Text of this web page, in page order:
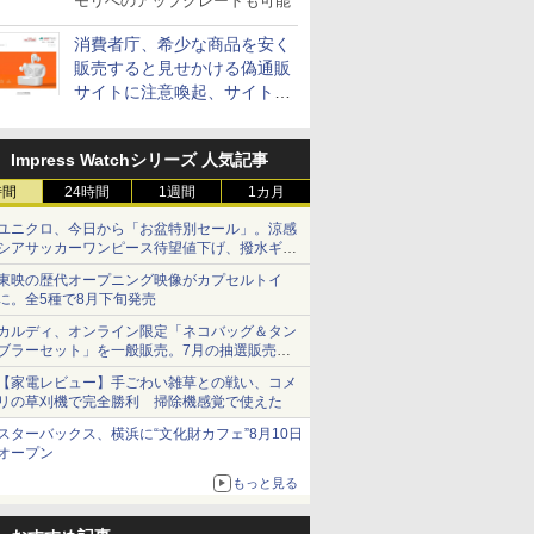
消費者庁、希少な商品を安く
販売すると見せかける偽通販
サイトに注意喚起、サイト名
Impress Watchシリーズ 人気記事
24時間 1週間 1カ月
ニクロ、今日から「お盆特別セール」。涼感
アサッカーワンピース待望値下げ、撥水ギア
ョーツは1990円に
映の歴代オープニング映像がカプセルトイ
。全5種で8月下旬発売
ルディ、オンライン限定「ネコバッグ＆タン
ラーセット」を一般販売。7月の抽選販売の
選無効分
家電レビュー】手ごわい雑草との戦い、コメ
の草刈機で完全勝利 掃除機感覚で使えた
ターバックス、横浜に“文化財カフェ”8月10日
ープン
もっと見る